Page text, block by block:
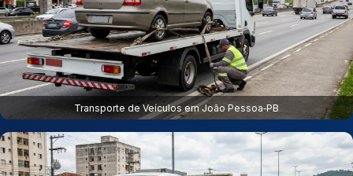
Transporte de Veículos em João Pessoa‑PB